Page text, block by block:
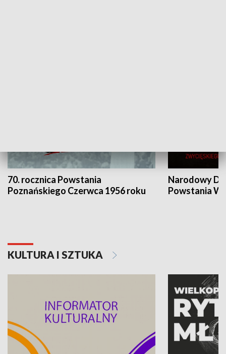
70. rocznica Powstania
Poznańskiego Czerwca 1956 roku
Narodowy
Powstania
KULTURA I SZTUKA